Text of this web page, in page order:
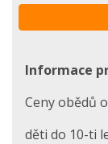
Informace
Ceny obědů
děti do 10-ti